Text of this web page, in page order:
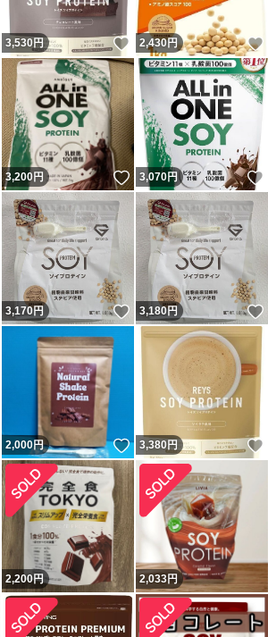
いいね！
3,530円 いいね！
2,430円
いいね！
3,200円 いいね！
3,070円
いいね！
3,170円 いいね！
3,180円
いいね！
2,000円 いいね！
3,380円
いいね！
2,200円 2,033円